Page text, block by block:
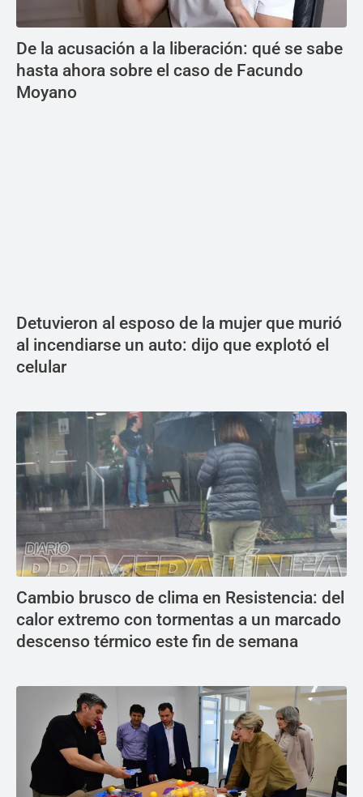
De la acusación a la liberación: qué se sabe
hasta ahora sobre el caso de Facundo
Moyano
Detuvieron al esposo de la mujer que murió
al incendiarse un auto: dijo que explotó el
celular
Cambio brusco de clima en Resistencia: del
calor extremo con tormentas a un marcado
descenso térmico este fin de semana